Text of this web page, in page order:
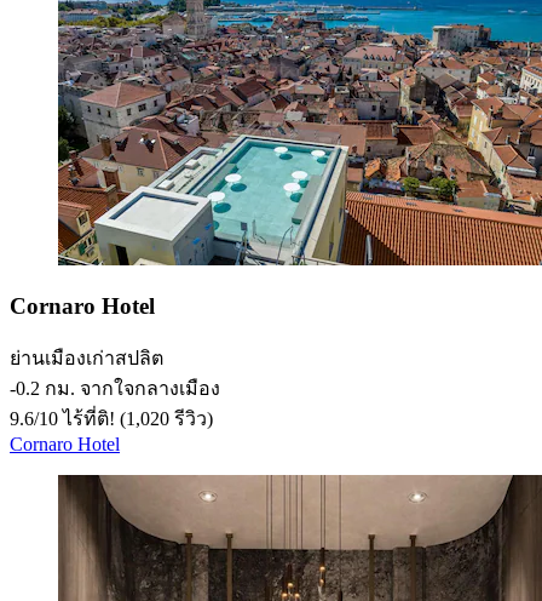
Cornaro Hotel
ย่านเมืองเก่าสปลิต
‐0.2 กม. จากใจกลางเมือง
9.6/10ไร้ที่ติ! (1,020 รีวิว)
Cornaro Hotel